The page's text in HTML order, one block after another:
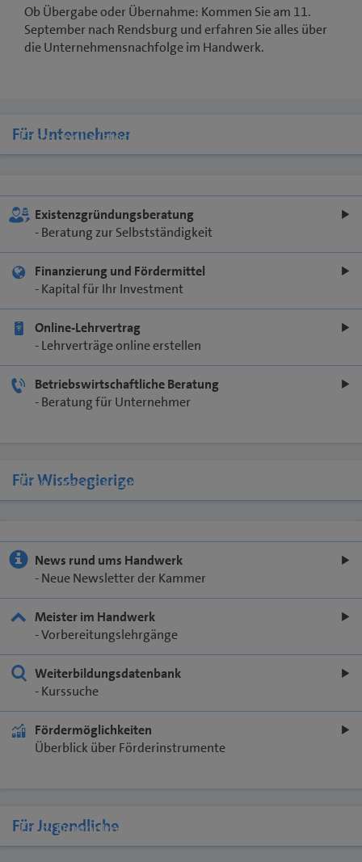
Ob Übergabe oder Übernahme: Kommen Sie am 11.
September nach Rendsburg und erfahren Sie alles über
die Unternehmensnachfolge im Handwerk.
Für Unternehmer
Foto: opolja/stock.adobe.com
Existenzgründungsberatung
- Beratung zur Selbstständigkeit
Finanzierung und Fördermittel
- Kapital für Ihr Investment
Online-Lehrvertrag
- Lehrverträge online erstellen
Betriebswirtschaftliche Beratung
- Beratung für Unternehmer
Für Wissbegierige
Foto: pressmaster/stock.adobe.com
News rund ums Handwerk
- Neue Newsletter der Kammer
Meister im Handwerk
- Vorbereitungslehrgänge
Weiterbildungsdatenbank
- Kurssuche
Fördermöglichkeiten
Überblick über Förderinstrumente
Für Jugendliche
Foto: DragonImages/stock.adobe.com